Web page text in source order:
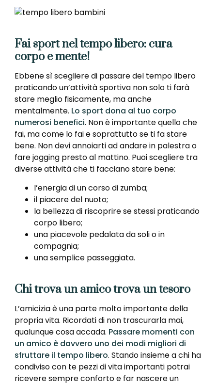
Fai sport nel tempo libero: cura
corpo e mente!
Ebbene sì scegliere di passare del tempo libero
praticando un’attività sportiva non solo ti farà
stare meglio fisicamente, ma anche
mentalmente. Lo sport dona al tuo corpo
numerosi benefici. Non è importante quello che
fai, ma come lo fai e soprattutto se ti fa stare
bene. Non devi annoiarti ad andare in palestra o
fare jogging presto al mattino. Puoi scegliere tra
diverse attività che ti facciano stare bene:
l’energia di un corso di zumba;
il piacere del nuoto;
la bellezza di riscoprire se stessi praticando
corpo libero;
una piacevole pedalata da soli o in
compagnia;
una semplice passeggiata.
Chi trova un amico trova un tesoro
L’amicizia è una parte molto importante della
propria vita. Ricordati di non trascurarla mai,
qualunque cosa accada. Passare momenti con
un amico è davvero uno dei modi migliori di
sfruttare il tempo libero. Stando insieme a chi ha
condiviso con te pezzi di vita importanti potrai
ricevere sempre conforto e far nascere un